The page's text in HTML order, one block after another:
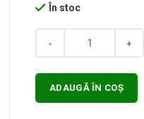
În stoc
ADAUGĂ ÎN COȘ